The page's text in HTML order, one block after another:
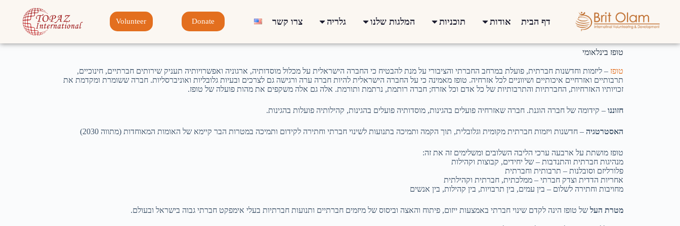
דף הבית אודות תוכניות המלגות שלנו גלריה צרו קשר Donate
Volunteer
טופז בינלאומי
טופז – ליזמות וחדשנות חברתית, פועלת במרחב החברתי והציבורי על מנת להבטיח כי החברה הישראלית על מכלול מוסדותיה, ארגוניה ואפשרויותיה תעניק שירותים חברתיים, חינוכיים,
תרבותיים ואזרחיים איכותיים ושיווניים לכל אזרחיה. טופז מאמינה כי על החברה הישראלית להיות חברה ערה ורגישה גם לצרכים ובעיות גלובליות ואוניברסליות. חברה ששומרת ומקדמת את
זכויותיו האזרחיות, החברתיות והתרבותיות של כל אדם וכל אזרח; חברה רותמת, נרתמת ותורמת. אלה גם אלה משקפים את מהות פועלה של טופז.
חזוננו – קידומה של חברה הוגנת. חברה שאזרחיה פועלים בהגינות, מוסדותיה פועלים בהגינות, קהילותיה פועלות בהגינות.
האסטרטגיה – חדשנות ויזמות חברתית מקומית וגלובלית, תוך הקמה ותמיכה בתנועות לשינוי חברתי וחתירה לקידום ותמיכה במטרות הבר קיימא של האומות המאוחדות (מתווה 2030)
טופז מושתת על ארבעה ערכי הליבה השלובים ומשלימים זה את זה:
מנהיגות חברתית והתנדבות – של יחידים, קבוצות וקהילות
פלורליזם וסובלנות – תרבותית וחברתית
אחריות הדדית וצדק חברתי – ממלכתית, חברתית וקהילתית
מחויבות וחתירה לשלום – בין עמים, בין תרבויות, בין קהילות, בין אנשים
מטרת העל של טופז הינה לקדם שינוי חברתי באמצעות ייזום, פיתוח והאצה וביסוס של מיזמים חברתיים ותנועות חברתיות בעלי אימפקט חברתי גבוה בישראל ובעולם.